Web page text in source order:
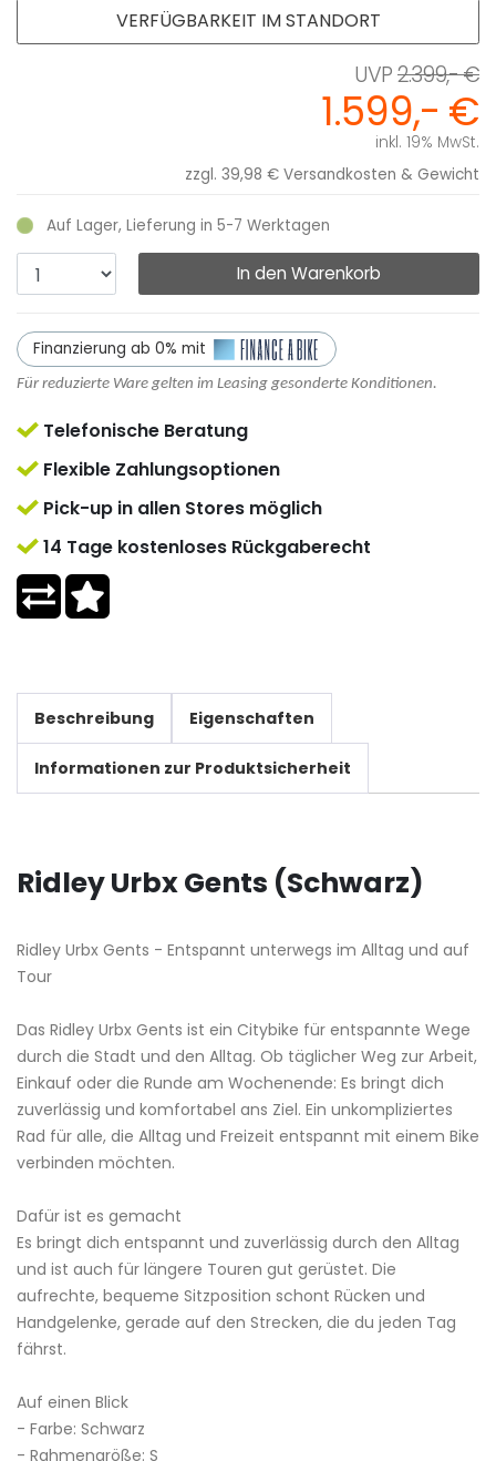
2.399,- €
1.599,- €
inkl. 19% MwSt.
zzgl. 39,98 € Versandkosten & Gewicht
Auf Lager, Lieferung in 5-7 Werktagen
In den Warenkorb
VERFÜGBARKEIT IM STANDORT
Finanzierung ab 0% mit
Für reduzierte Ware gelten im Leasing gesonderte Konditionen.
Telefonische Beratung
Flexible Zahlungsoptionen
Pick-up in allen Stores möglich
14 Tage kostenloses Rückgaberecht
Beschreibung Eigenschaften
Informationen zur Produktsicherheit
Ridley Urbx Gents (Schwarz)
Ridley Urbx Gents - Entspannt unterwegs im Alltag und auf
Tour
Das Ridley Urbx Gents ist ein Citybike für entspannte Wege
durch die Stadt und den Alltag. Ob täglicher Weg zur Arbeit,
Einkauf oder die Runde am Wochenende: Es bringt dich
zuverlässig und komfortabel ans Ziel. Ein unkompliziertes
Rad für alle, die Alltag und Freizeit entspannt mit einem Bike
verbinden möchten.
Dafür ist es gemacht
Es bringt dich entspannt und zuverlässig durch den Alltag
und ist auch für längere Touren gut gerüstet. Die
aufrechte, bequeme Sitzposition schont Rücken und
Handgelenke, gerade auf den Strecken, die du jeden Tag
fährst.
Auf einen Blick
- Farbe: Schwarz
- Rahmengröße: S